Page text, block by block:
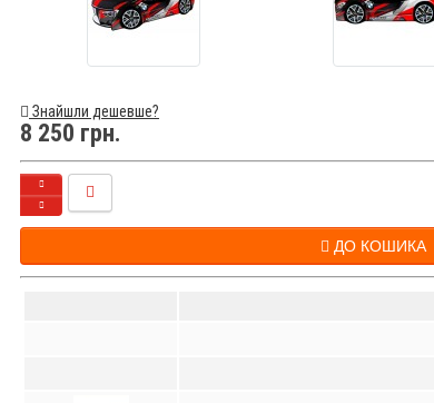
Знайшли дешевше?
8 250 грн.
ДО КОШИКА